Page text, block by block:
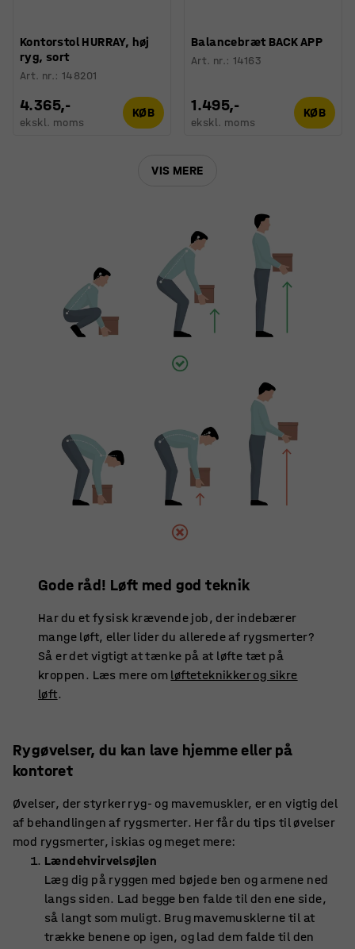
Kontorstol HURRAY, høj
ryg, sort
Art. nr.:148201
4.365,-
ekskl. moms
KØB
Balancebræt BACK APP
Art. nr.:14163
1.495,-
ekskl. moms
KØB
VIS MERE
Gode råd! Løft med god teknik
Har du et fysisk krævende job, der indebærer
mange løft, eller lider du allerede af rygsmerter?
Så er det vigtigt at tænke på at løfte tæt på
kroppen. Læs mere om løfteteknikker og sikre
løft.
Rygøvelser, du kan lave hjemme eller på
kontoret
Øvelser, der styrker ryg- og mavemuskler, er en vigtig del
af behandlingen af rygsmerter. Her får du tips til øvelser
mod rygsmerter, iskias og meget mere:
Lændehvirvelsøjlen
Læg dig på ryggen med bøjede ben og armene ned
langs siden. Lad begge ben falde til den ene side,
så langt som muligt. Brug mavemusklerne til at
trække benene op igen, og lad dem falde til den